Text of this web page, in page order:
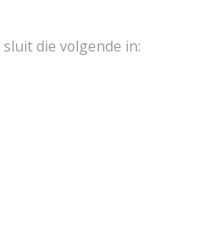
die volgende in: